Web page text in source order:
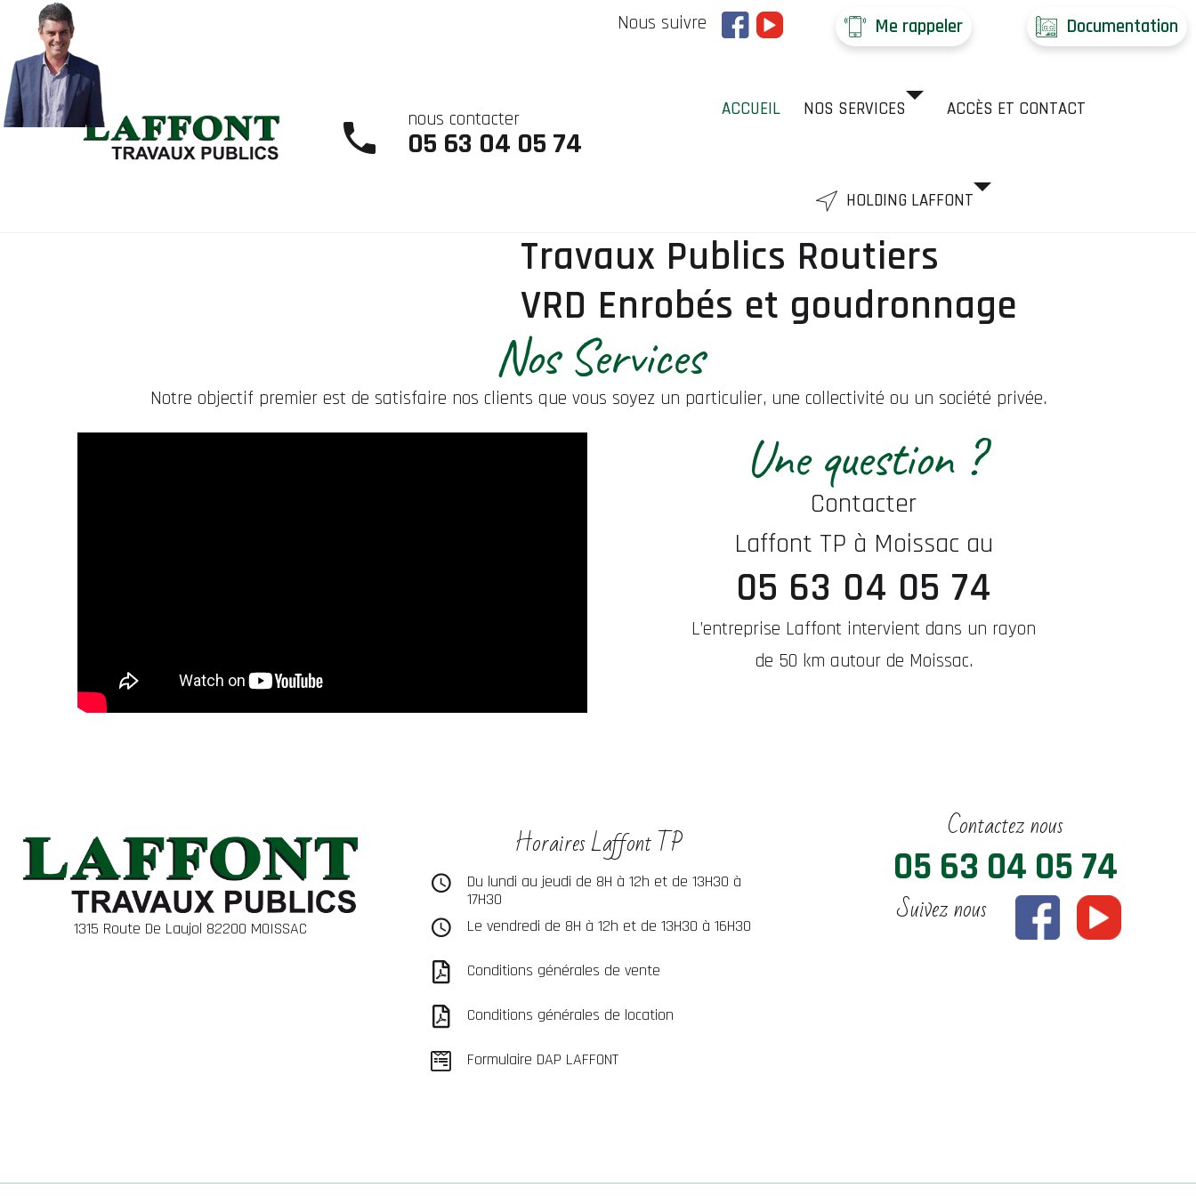
Nous suivre Me rappeler Documentation
nous contacter
05 63 04 05 74
ACCUEIL NOS SERVICES ACCÈS ET CONTACT
HOLDING LAFFONT
Travaux Publics Routiers
VRD Enrobés et goudronnage
Nos Services
Notre objectif premier est de satisfaire nos clients que vous soyez un particulier, une collectivité ou un société privée.
Une question ?
Contacter
Laffont TP à Moissac au
05 63 04 05 74
L’entreprise Laffont intervient dans un rayon
de 50 km autour de Moissac.
1315 Route De Laujol 82200 MOISSAC
Horaires Laffont TP
Du lundi au jeudi de 8H à 12h et de 13H30 à
17H30
Le vendredi de 8H à 12h et de 13H30 à 16H30
Conditions générales de vente
Conditions générales de location
Formulaire DAP LAFFONT
Contactez nous
05 63 04 05 74
Suivez nous